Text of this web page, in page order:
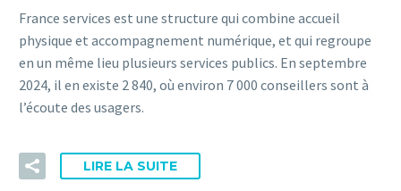
France services est une structure qui combine accueil
physique et accompagnement numérique, et qui regroupe
en un même lieu plusieurs services publics. En septembre
2024, il en existe 2 840, où environ 7 000 conseillers sont à
l’écoute des usagers.
LIRE LA SUITE